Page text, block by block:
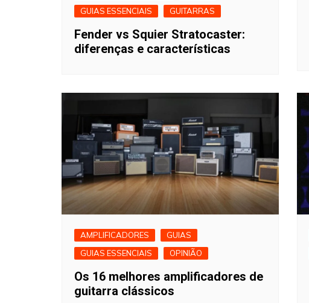
GUIAS ESSENCIAIS
GUITARRAS
Fender vs Squier Stratocaster:
diferenças e características
AMPLIFICADORES
GUIAS
GUIAS ESSENCIAIS
OPINIÃO
Os 16 melhores amplificadores de
guitarra clássicos